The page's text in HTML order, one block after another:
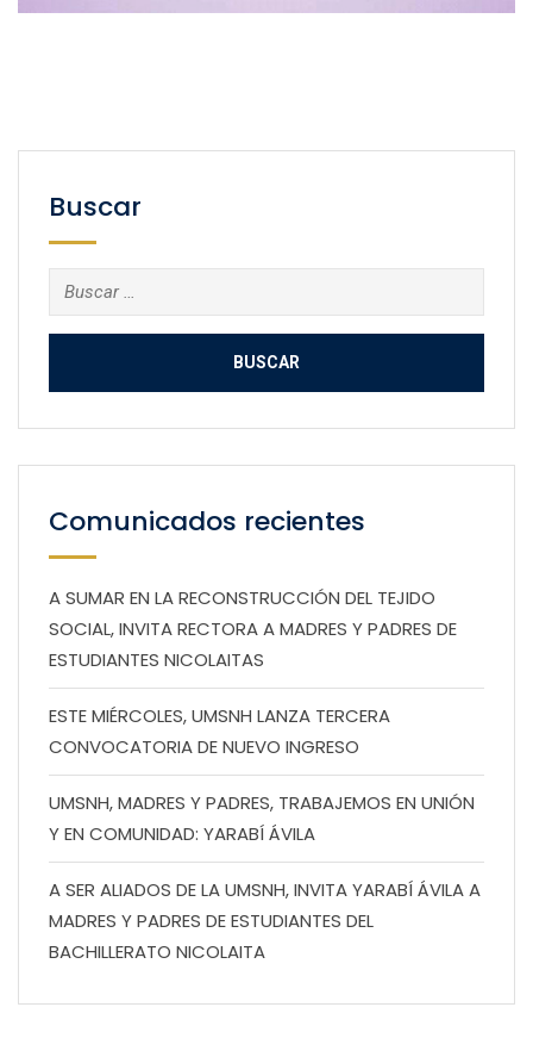
Buscar
Buscar:
Comunicados recientes
A SUMAR EN LA RECONSTRUCCIÓN DEL TEJIDO
SOCIAL, INVITA RECTORA A MADRES Y PADRES DE
ESTUDIANTES NICOLAITAS
ESTE MIÉRCOLES, UMSNH LANZA TERCERA
CONVOCATORIA DE NUEVO INGRESO
UMSNH, MADRES Y PADRES, TRABAJEMOS EN UNIÓN
Y EN COMUNIDAD: YARABÍ ÁVILA
A SER ALIADOS DE LA UMSNH, INVITA YARABÍ ÁVILA A
MADRES Y PADRES DE ESTUDIANTES DEL
BACHILLERATO NICOLAITA